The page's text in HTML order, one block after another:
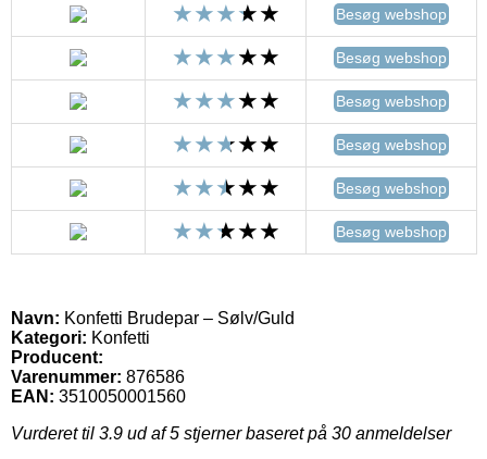
Besøg webshop
Besøg webshop
Besøg webshop
Besøg webshop
Besøg webshop
Besøg webshop
Navn: Konfetti Brudepar – Sølv/Guld
Kategori: Konfetti
Producent:
Varenummer: 876586
EAN: 3510050001560
Vurderet til 3.9 ud af 5 stjerner baseret på 30 anmeldelser